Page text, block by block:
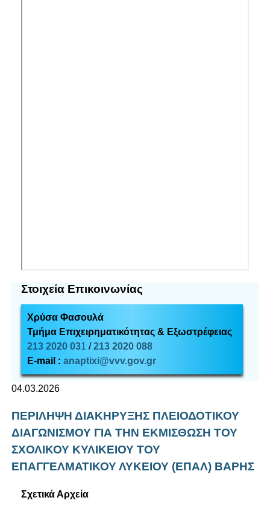
Στοιχεία Επικοινωνίας
Χρύσα Φασουλά
Τμήμα Επιχειρηματικότητας & Εξωστρέφειας
213 2020 031 /213 2020 088
E-mail : anaptixi@vvv.gov.gr
04.03.2026
ΠΕΡΙΛΗΨΗ ΔΙΑΚΗΡΥΞΗΣ ΠΛΕΙΟΔΟΤΙΚΟΥ
ΔΙΑΓΩΝΙΣΜΟΥ ΓΙΑ ΤΗΝ ΕΚΜΙΣΘΩΣΗ ΤΟΥ
ΣΧΟΛΙΚΟΥ ΚΥΛΙΚΕΙΟΥ ΤΟΥ
ΕΠΑΓΓΕΛΜΑΤΙΚΟΥ ΛΥΚΕΙΟΥ (ΕΠΑΛ) ΒΑΡΗΣ
Σχετικά Αρχεία